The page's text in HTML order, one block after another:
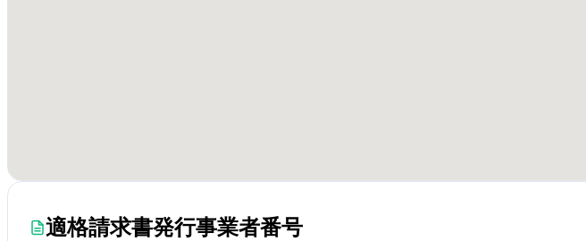
適格請求書発行事業者番号